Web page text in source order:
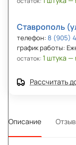
Ставрополь
телефон: 8 (905)
график работы:
остаток:1 штука
Рассчитать
Описание